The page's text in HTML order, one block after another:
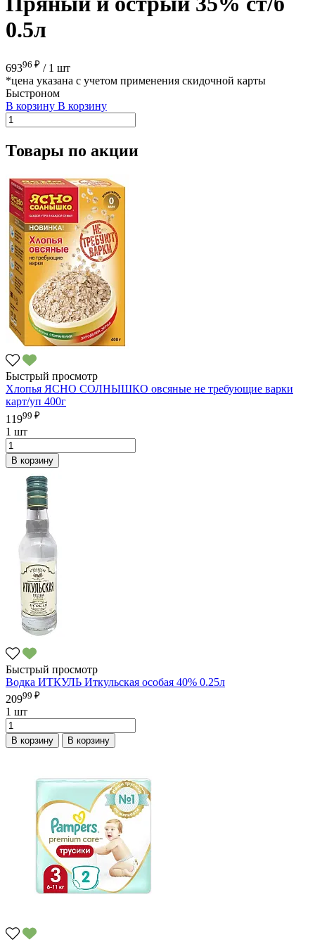
0.5л
69396 ₽ / 1 шт
*цена указана с учетом применения скидочной карты
Быстроном
В корзину В корзину
Товары по акции
Быстрый просмотр
Хлопья ЯСНО СОЛНЫШКО овсяные не требующие варки
карт/уп 400г
11999 ₽
1 шт
В корзину
Быстрый просмотр
Водка ИТКУЛЬ Иткульская особая 40% 0.25л
20999 ₽
1 шт
В корзину В корзину